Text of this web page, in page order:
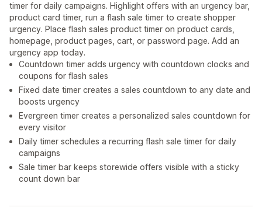
timer for daily campaigns. Highlight offers with an urgency bar,
product card timer, run a flash sale timer to create shopper
urgency. Place flash sales product timer on product cards,
homepage, product pages, cart, or password page. Add an
urgency app today.
Countdown timer adds urgency with countdown clocks and
coupons for flash sales
Fixed date timer creates a sales countdown to any date and
boosts urgency
Evergreen timer creates a personalized sales countdown for
every visitor
Daily timer schedules a recurring flash sale timer for daily
campaigns
Sale timer bar keeps storewide offers visible with a sticky
count down bar